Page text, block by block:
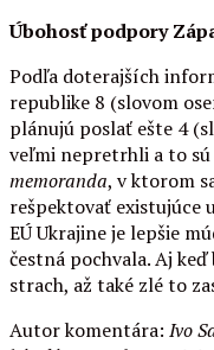
Úbohosť podpory
Podľa doterajších
republike 8 (slovom
plánujú poslať ešte 4
veľmi nepretrhli a to
memoranda, v ktorom
rešpektovať existujúce
EÚ Ukrajine je lepšie
čestná pochvala. Aj
strach, až také zlé to
Autor komentára: Ivo